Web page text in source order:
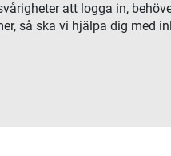
att logga in,
så ska vi hjälpa dig med